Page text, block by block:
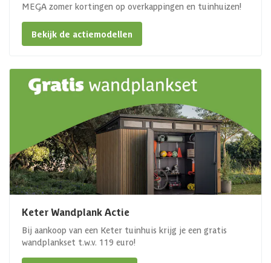
MEGA zomer kortingen op overkappingen en tuinhuizen!
Bekijk de actiemodellen
Keter Wandplank Actie
Bij aankoop van een Keter tuinhuis krijg je een gratis
wandplankset t.w.v. 119 euro!